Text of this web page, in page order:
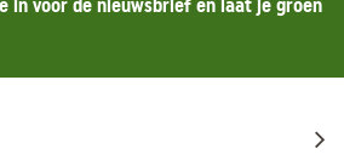
in voor de nieuwsbrief en laat je groen